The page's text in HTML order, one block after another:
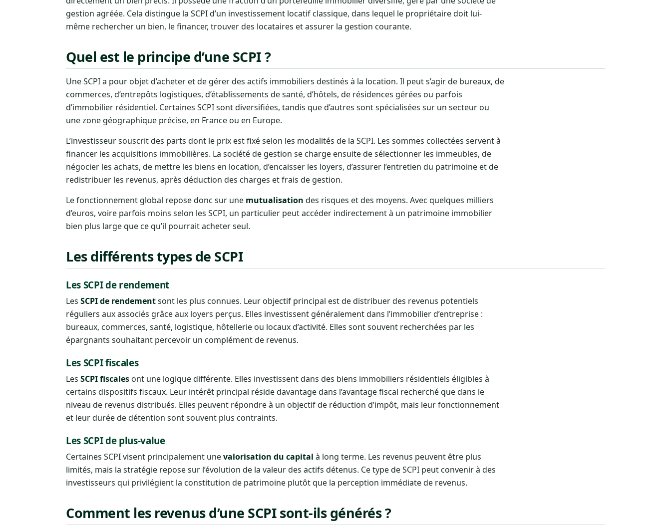
gestion agréée. Cela distingue la SCPI d’un investissement locatif classique, dans lequel le propriétaire doit lui-
même rechercher un bien, le financer, trouver des locataires et assurer la gestion courante.
Quel est le principe d’une SCPI ?
Une SCPI a pour objet d’acheter et de gérer des actifs immobiliers destinés à la location. Il peut s’agir de bureaux, de
commerces, d’entrepôts logistiques, d’établissements de santé, d’hôtels, de résidences gérées ou parfois
d’immobilier résidentiel. Certaines SCPI sont diversifiées, tandis que d’autres sont spécialisées sur un secteur ou
une zone géographique précise, en France ou en Europe.
L’investisseur souscrit des parts dont le prix est fixé selon les modalités de la SCPI. Les sommes collectées servent à
financer les acquisitions immobilières. La société de gestion se charge ensuite de sélectionner les immeubles, de
négocier les achats, de mettre les biens en location, d’encaisser les loyers, d’assurer l’entretien du patrimoine et de
redistribuer les revenus, après déduction des charges et frais de gestion.
Le fonctionnement global repose donc sur une mutualisation des risques et des moyens. Avec quelques milliers
d’euros, voire parfois moins selon les SCPI, un particulier peut accéder indirectement à un patrimoine immobilier
bien plus large que ce qu’il pourrait acheter seul.
Les différents types de SCPI
Les SCPI de rendement
Les SCPI de rendementsont les plus connues. Leur objectif principal est de distribuer des revenus potentiels
réguliers aux associés grâce aux loyers perçus. Elles investissent généralement dans l’immobilier d’entreprise :
bureaux, commerces, santé, logistique, hôtellerie ou locaux d’activité. Elles sont souvent recherchées par les
épargnants souhaitant percevoir un complément de revenus.
Les SCPI fiscales
Les SCPI fiscales ont une logique différente. Elles investissent dans des biens immobiliers résidentiels éligibles à
certains dispositifs fiscaux. Leur intérêt principal réside davantage dans l’avantage fiscal recherché que dans le
niveau de revenus distribués. Elles peuvent répondre à un objectif de réduction d’impôt, mais leur fonctionnement
et leur durée de détention sont souvent plus contraints.
Les SCPI de plus-value
Certaines SCPI visent principalement unevalorisation du capital à long terme. Les revenus peuvent être plus
limités, mais la stratégie repose sur l’évolution de la valeur des actifs détenus. Ce type de SCPI peut convenir à des
investisseurs qui privilégient la constitution de patrimoine plutôt que la perception immédiate de revenus.
Comment les revenus d’une SCPI sont-ils générés ?